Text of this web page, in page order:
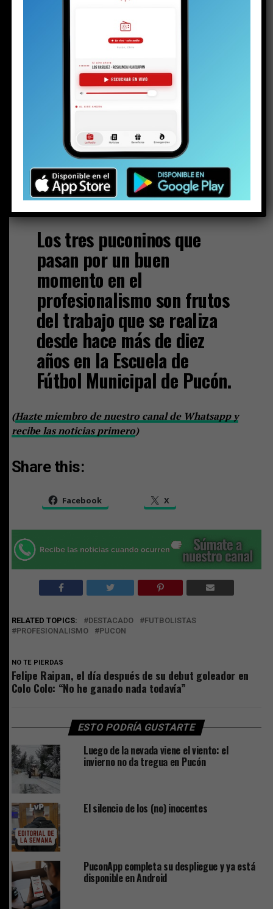
Raipan, por su parte, busca seguir sumando minutos en
Colo Colo, aunque también un ojo puesto en la selección
chilena sub-17 que disputará el Mundial de Qatar en
De hecho, fue citado para enfrentar este
martes a Colombia en un partido preparatorio. Si
bien el puconino da un año de ventaja para integrar
imaginar que quede fuera de la nómina definitiva para la
cita mundialista. Una cosa segura es que ya tiene
pasaporte.
Escuela
Los tres puconinos que
pasan por un buen
momento en el
profesionalismo son frutos
del trabajo que se realiza
desde hace más de diez
años en la Escuela de
Fútbol Municipal de Pucón.
(Hazte miembro de nuestro canal de Whatsapp y
recibe las noticias primero)
Share this:
Facebook X
RELATED TOPICS: DESTACADO
FUTBOLISTAS
PROFESIONALISMO
PUCON
NO TE PIERDAS
Felipe Raipan, el día después de su debut goleador en
Colo Colo: “No he ganado nada todavía”
ESTO PODRÍA GUSTARTE
Luego de la nevada viene el viento: el
invierno no da tregua en Pucón
El silencio de los (no) inocentes
PuconApp completa su despliegue y ya está
disponible en Android